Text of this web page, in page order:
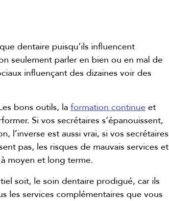
dentaire puisqu’ils influencent
seulement parler en bien ou en mal de
influençant des dizaines voir des
bons outils, la formation continue et
Si vos secrétaires s’épanouissent,
est aussi vrai, si vos secrétaires
pas, les risques de mauvais services et
moyen et long terme.
soit, le soin dentaire prodigué, car ils
les services complémentaires que vous